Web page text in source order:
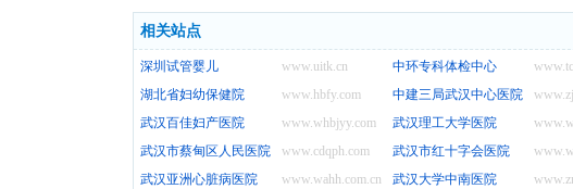
相关站点
www.uitk.cn
深圳试管婴儿 中环专科体检中心
www.hbfy.com
湖北省妇幼保健院 中建三局武汉中心医院
www.whbjyy.com
武汉百佳妇产医院 武汉理工大学医院
www.cdqph.com
武汉市蔡甸区人民医院 武汉市红十字会医院
www.wahh.com.cn
武汉亚洲心脏病医院 武汉大学中南医院